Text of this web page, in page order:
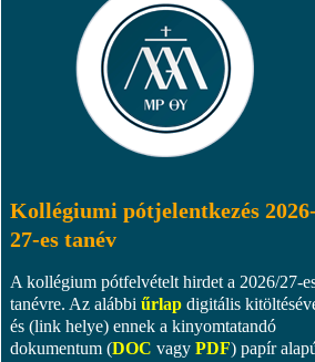
Kollégiumi pótjelentkezés 2026-
27-es tanév
A kollégium pótfelvételt hirdet a 2026/27-
tanévre. Az alábbi űrlap digitális
és (link helye) ennek a kinyomtatandó
dokumentum (DOC vagy PDF) papír